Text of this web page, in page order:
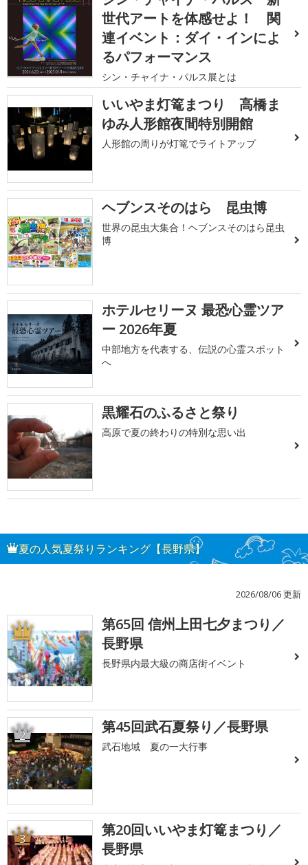
世代アートを体感せよ！ 関
連イベント：ダイ・インによ
るパフォーマンス
シン・チャイナ・パルス展とは
いいやま灯篭まつり 高橋ま
ゆみ人形館夜間特別開館
人形館の周りが灯篭でライトアップ
ヘブンスそのはら 昆虫博
世界の昆虫大集合！ヘブンスそのはら昆虫
博
ホテルセリーヌ 最恐心霊ツア
ー 2026年夏
中部地方を代表する、伝説の心霊スポット
へ
黒耀石のふるさと祭り
高原で夏の終わりの特別な思い出
夏の人気夏祭りランキング【長野県】
2026/08/06 更新
1
第65回 信州上田七夕まつり／
長野県
長野県内最大級の商店街イベント
2 第45回武石夏祭り／長野県
武石地域 夏の一大行事
3
第20回いいやま灯篭まつり／
長野県